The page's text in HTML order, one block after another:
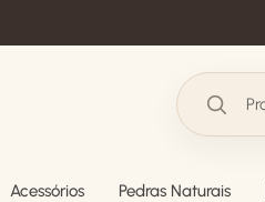
Acessórios Pedras Naturais